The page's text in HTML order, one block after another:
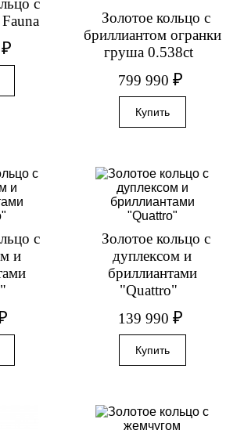
с
₽
Золотое кольцо с
бриллиантом огранки
груша 0.538ct
799 990 ₽
с
и
Золотое кольцо с
дуплексом и
бриллиантами
"Quattro"
139 990 ₽